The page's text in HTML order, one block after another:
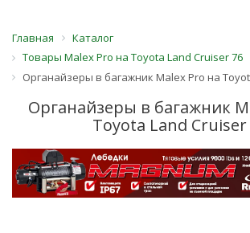
Главная
Каталог
Товары Malex Pro на Toyota Land Cruiser 76
Органайзеры в багажник Malex Pro на
Органайзеры в багажник
Toyota Land Cruiser